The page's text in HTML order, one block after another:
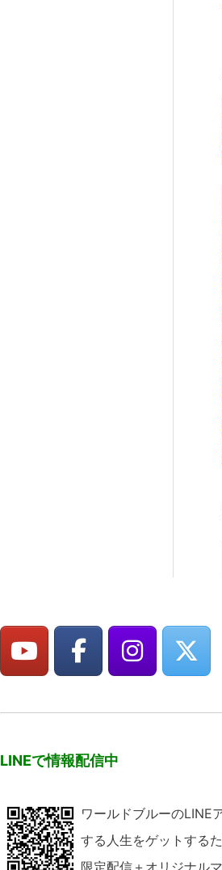
LINEで情報配信中
ワールドブルーのLINE
する人生をゲットする
限定配信＋オリジナル